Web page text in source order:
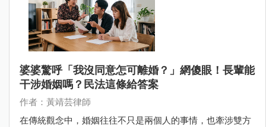
婆婆驚呼「我沒同意怎可離婚？」網傻眼！長輩能
干涉婚姻嗎？民法這條給答案
作者：黃靖芸律師
在傳統觀念中，婚姻往往不只是兩個人的事情，也牽涉雙方